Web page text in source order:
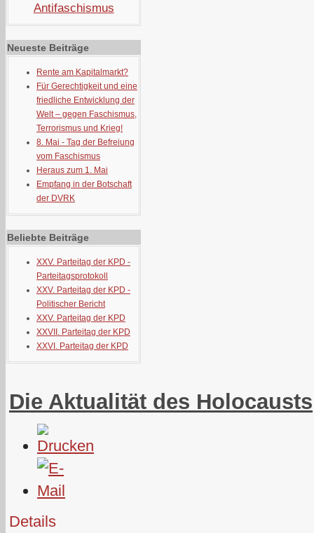
Antifaschismus
Neueste Beiträge
Rente am Kapitalmarkt?
Für Gerechtigkeit und eine
friedliche Entwicklung der
Welt – gegen Faschismus,
Terrorismus und Krieg!
8. Mai - Tag der Befreiung
vom Faschismus
Heraus zum 1. Mai
Empfang in der Botschaft
der DVRK
Beliebte Beiträge
XXV. Parteitag der KPD -
Parteitagsprotokoll
XXV. Parteitag der KPD -
Politischer Bericht
XXV. Parteitag der KPD
XXVII. Parteitag der KPD
XXVI. Parteitag der KPD
Die Aktualität des Holocausts
Details